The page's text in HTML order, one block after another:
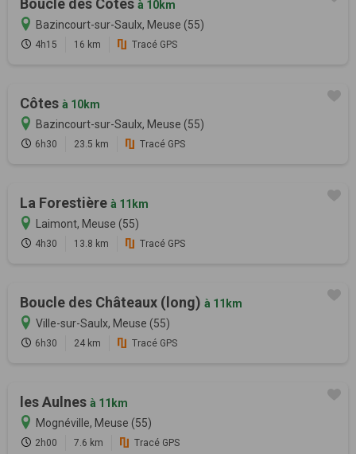
Boucle des Côtes à 10km
Bazincourt-sur-Saulx, Meuse (55)
4h15 16 km Tracé GPS
Côtes à 10km
Bazincourt-sur-Saulx, Meuse (55)
6h30 23.5 km Tracé GPS
La Forestière à 11km
Laimont, Meuse (55)
4h30 13.8 km Tracé GPS
Boucle des Châteaux (long) à 11km
Ville-sur-Saulx, Meuse (55)
6h30 24 km Tracé GPS
les Aulnes à 11km
Mognéville, Meuse (55)
2h00 7.6 km Tracé GPS